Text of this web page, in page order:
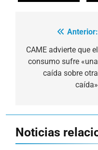
Navegación
de
entradas
Anterior:
CAME advierte que el
consumo sufre «una
caída sobre otra
caída»
Noticias